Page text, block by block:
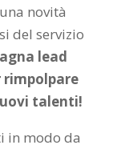
novità
del servizio
lead
talenti!
in modo da